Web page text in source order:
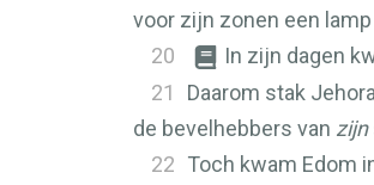
voor zijn zonen een
20
In zijn dagen
21
Daarom stak
de bevelhebbers van zijn
22 Toch kwam Edom